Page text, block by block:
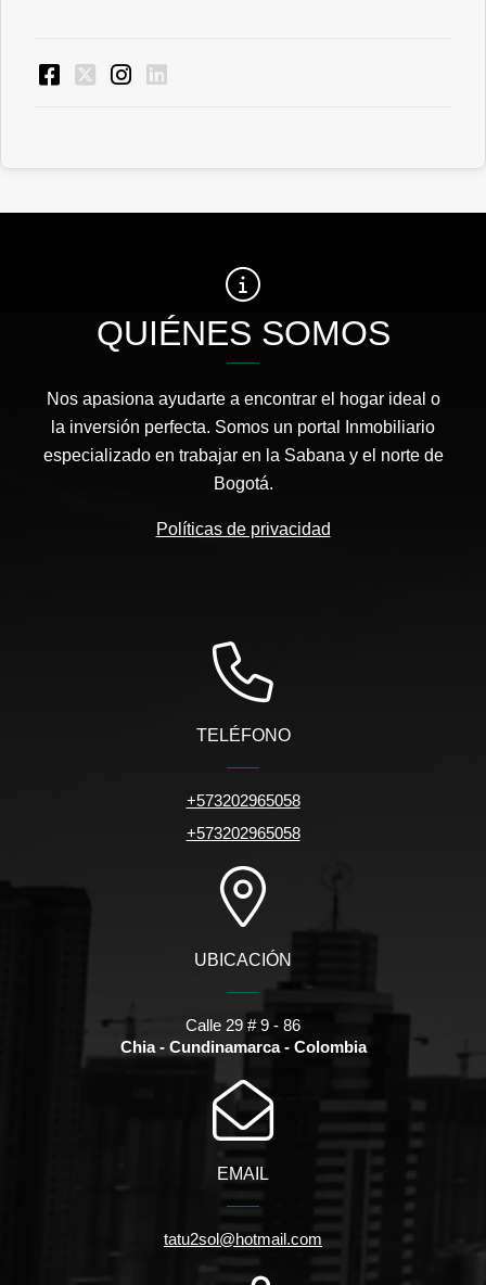
QUIÉNES SOMOS
Nos apasiona ayudarte a encontrar el hogar ideal o
la inversión perfecta. Somos un portal Inmobiliario
especializado en trabajar en la Sabana y el norte de
Bogotá.
Políticas de privacidad
TELÉFONO
+573202965058
+573202965058
UBICACIÓN
Calle 29 # 9 - 86
Chia - Cundinamarca - Colombia
EMAIL
tatu2sol@hotmail.com